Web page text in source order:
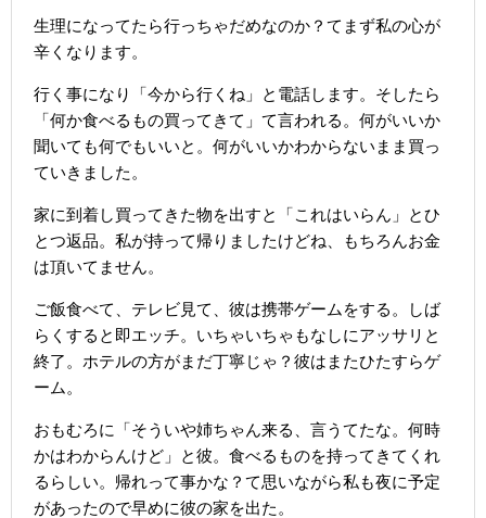
生理になってたら行っちゃだめなのか？てまず私の心が
辛くなります。
行く事になり「今から行くね」と電話します。そしたら
「何か食べるもの買ってきて」て言われる。何がいいか
聞いても何でもいいと。何がいいかわからないまま買っ
ていきました。
家に到着し買ってきた物を出すと「これはいらん」とひ
とつ返品。私が持って帰りましたけどね、もちろんお金
は頂いてません。
ご飯食べて、テレビ見て、彼は携帯ゲームをする。しば
らくすると即エッチ。いちゃいちゃもなしにアッサリと
終了。ホテルの方がまだ丁寧じゃ？彼はまたひたすらゲ
ーム。
おもむろに「そういや姉ちゃん来る、言うてたな。何時
かはわからんけど」と彼。食べるものを持ってきてくれ
るらしい。帰れって事かな？て思いながら私も夜に予定
があったので早めに彼の家を出た。